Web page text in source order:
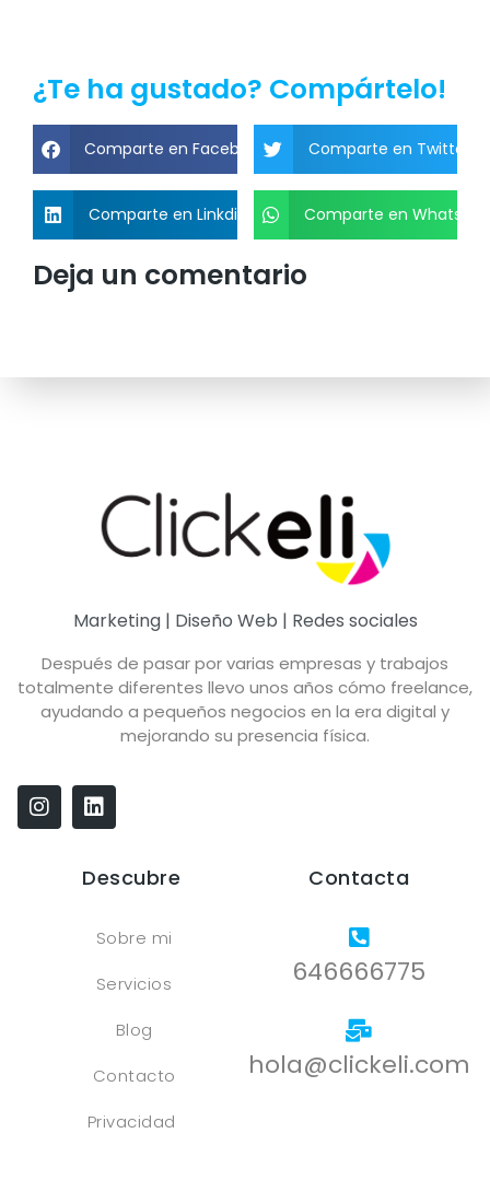
¿Te ha gustado? Compártelo!
Comparte en Facebook Comparte en Twitter
Comparte en Linkdin Comparte en Whatsapp
Deja un comentario
Marketing | Diseño Web | Redes sociales
Después de pasar por varias empresas y trabajos
totalmente diferentes llevo unos años cómo freelance,
ayudando a pequeños negocios en la era digital y
mejorando su presencia física.
Descubre
Sobre mi
Servicios
Blog
Contacto
Privacidad
Contacta
646666775
hola@clickeli.com